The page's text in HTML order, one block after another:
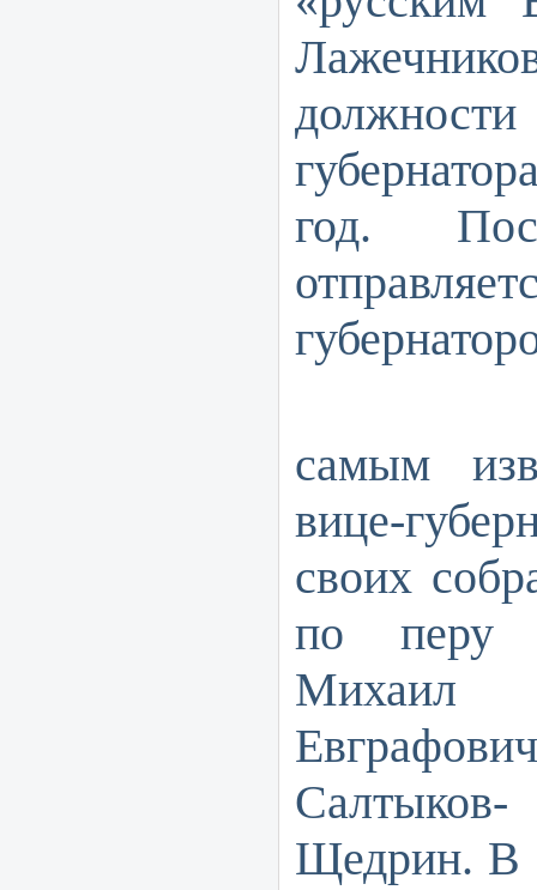
год.
самым
вице-
своих
по перу
Михаил
Евграфович
Салтыков-
Щедрин. В